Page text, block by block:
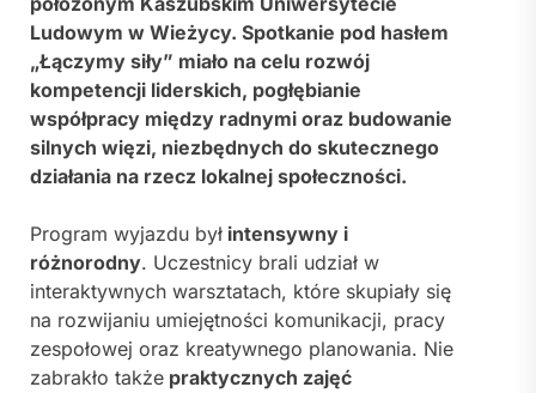
Ludowym w Wieżycy. Spotkanie pod hasłem
„Łączymy siły” miało na celu rozwój
kompetencji liderskich, pogłębianie
współpracy między radnymi oraz budowanie
silnych więzi, niezbędnych do skutecznego
działania na rzecz lokalnej społeczności.
Program wyjazdu był intensywny i
różnorodny. Uczestnicy brali udział w
interaktywnych warsztatach, które skupiały się
na rozwijaniu umiejętności komunikacji, pracy
zespołowej oraz kreatywnego planowania. Nie
zabrakło także praktycznych zajęć